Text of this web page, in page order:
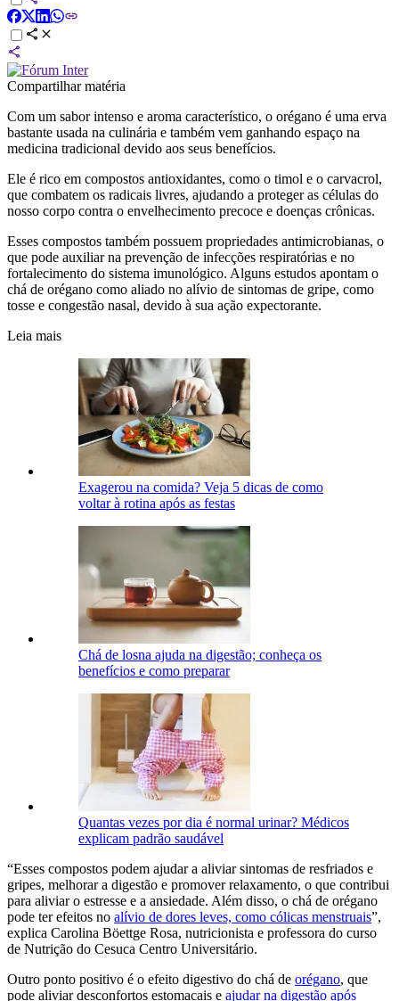
Compartilhar matéria
Com um sabor intenso e aroma característico, o orégano é uma erva
bastante usada na culinária e também vem ganhando espaço na
medicina tradicional devido aos seus benefícios.
Ele é rico em compostos antioxidantes, como o timol e o carvacrol,
que combatem os radicais livres, ajudando a proteger as células do
nosso corpo contra o envelhecimento precoce e doenças crônicas.
Esses compostos também possuem propriedades antimicrobianas, o
que pode auxiliar na prevenção de infecções respiratórias e no
fortalecimento do sistema imunológico. Alguns estudos apontam o
chá de orégano como aliado no alívio de sintomas de gripe, como
tosse e congestão nasal, devido à sua ação expectorante.
Leia mais
Exagerou na comida? Veja 5 dicas de como
voltar à rotina após as festas
Chá de losna ajuda na digestão; conheça os
benefícios e como preparar
Quantas vezes por dia é normal urinar? Médicos
explicam padrão saudável
“Esses compostos podem ajudar a aliviar sintomas de resfriados e
gripes, melhorar a digestão e promover relaxamento, o que contribui
para aliviar o estresse e a ansiedade. Além disso, o chá de orégano
pode ter efeitos no alívio de dores leves, como cólicas menstruais”,
explica Carolina Böettge Rosa, nutricionista e professora do curso
de Nutrição do Cesuca Centro Universitário.
Outro ponto positivo é o efeito digestivo do chá de orégano, que
pode aliviar desconfortos estomacais e ajudar na digestão após